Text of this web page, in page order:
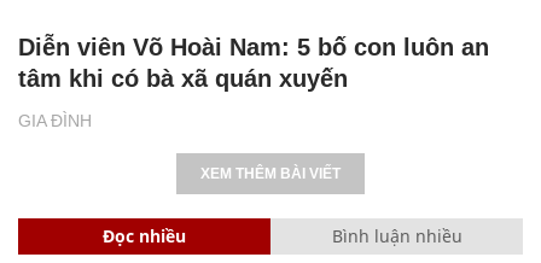
GIA ĐÌNH
Diễn viên Võ Hoài Nam: 5 bố con luôn an
tâm khi có bà xã quán xuyến
XEM THÊM BÀI VIẾT
Đọc nhiều Bình luận nhiều